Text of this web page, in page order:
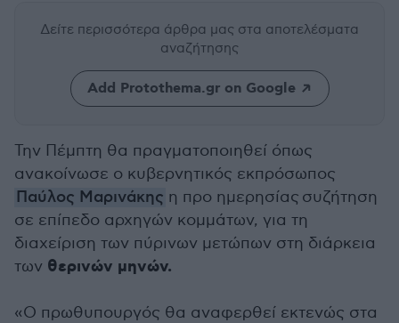
Δείτε περισσότερα άρθρα μας στα αποτελέσματα
αναζήτησης
Add Protothema.gr on Google
Την Πέμπτη θα πραγματοποιηθεί όπως
ανακοίνωσε ο κυβερνητικός εκπρόσωπος
Παύλος Μαρινάκης η προ ημερησίας συζήτηση
σε επίπεδο αρχηγών κομμάτων, για τη
διαχείριση των πύρινων μετώπων στη διάρκεια
των θερινών μηνών.
«O πρωθυπουργός θα αναφερθεί εκτενώς στα